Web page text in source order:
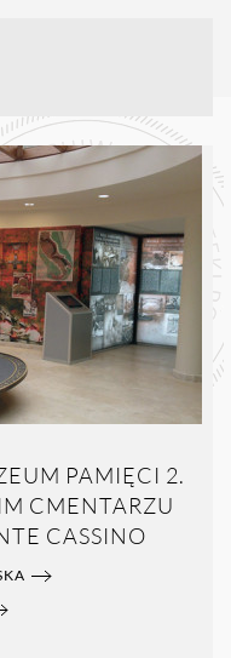
PAMIĘCI 2.
CMENTARZU
CASSINO